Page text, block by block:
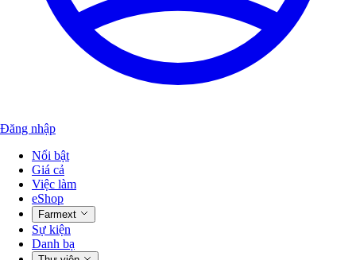
Đăng nhập
Nổi bật
Giá cả
Việc làm
eShop
Farmext
Sự kiện
Danh bạ